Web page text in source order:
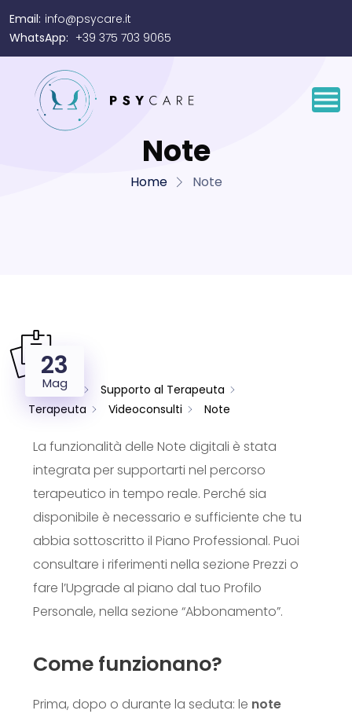
Email: info@psycare.it
WhatsApp: +39 375 703 9065
Note
Home Note
23
Mag
Supporto
Supporto al Terapeuta
Terapeuta
Videoconsulti Note
La funzionalità delle Note digitali è stata
integrata per supportarti nel percorso
terapeutico in tempo reale. Perché sia
disponibile è necessario e sufficiente che tu
abbia sottoscritto il Piano Professional. Puoi
consultare i riferimenti nella sezione Prezzi o
fare l’Upgrade al piano dal tuo Profilo
Personale, nella sezione “Abbonamento”.
Come funzionano?
Prima, dopo o durante la seduta: le note